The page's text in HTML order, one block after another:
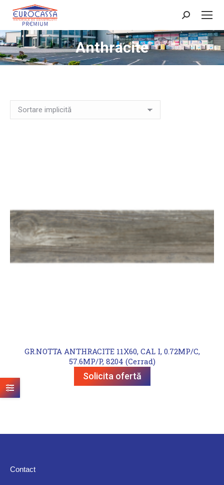
Search:
Anthracite
GR.NOTTA ANTHRACITE 11X60, CAL I, 0.72MP/C,
57.6MP/P, 8204 (Cerrad)
Solicita ofertă
Contact